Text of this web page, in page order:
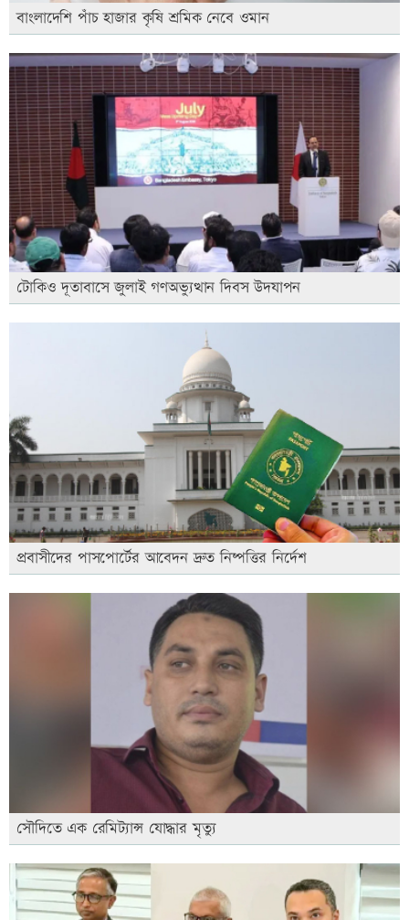
বাংলাদেশি পাঁচ হাজার কৃষি শ্রমিক নেবে ওমান
টোকিও দূতাবাসে জুলাই গণঅভ্যুত্থান দিবস উদযাপন
প্রবাসীদের পাসপোর্টের আবেদন দ্রুত নিষ্পত্তির নির্দেশ
সৌদিতে এক রেমিট্যান্স যোদ্ধার মৃত্যু